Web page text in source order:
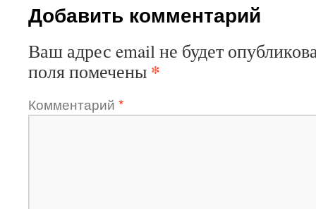
Добавить комментарий
Ваш адрес email не будет
поля помечены *
Комментарий *